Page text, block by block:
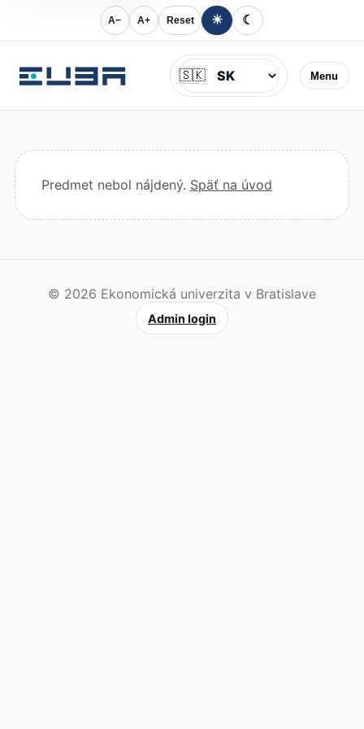
A− A+ Reset ☀ ☾
Menu
Jazyk
🇸🇰
Predmet nebol nájdený. Späť na úvod
© 2026 Ekonomická univerzita v Bratislave
Admin login